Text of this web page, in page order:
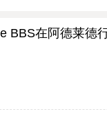
BBS在阿德莱德